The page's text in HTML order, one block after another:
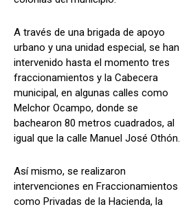
A través de una brigada de apoyo
urbano y una unidad especial, se han
intervenido hasta el momento tres
fraccionamientos y la Cabecera
municipal, en algunas calles como
Melchor Ocampo, donde se
bachearon 80 metros cuadrados, al
igual que la calle Manuel José Othón.
Así mismo, se realizaron
intervenciones en Fraccionamientos
como Privadas de la Hacienda, la